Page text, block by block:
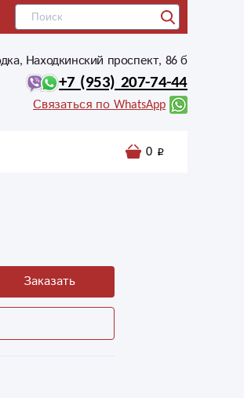
Находкинский проспект, 86 б
+7 (953) 207-74-44
Связаться по WhatsApp
0
Заказать